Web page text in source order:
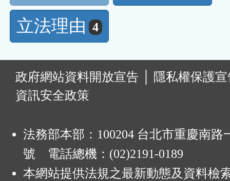
立法理由 4
政府網站資料開放宣告
隱私權保護
資訊安全政策
法務部本部：100204 台北市重慶南路
號 電話總機：(02)2191-0189
本網站提供法規之最新動態及資料檢